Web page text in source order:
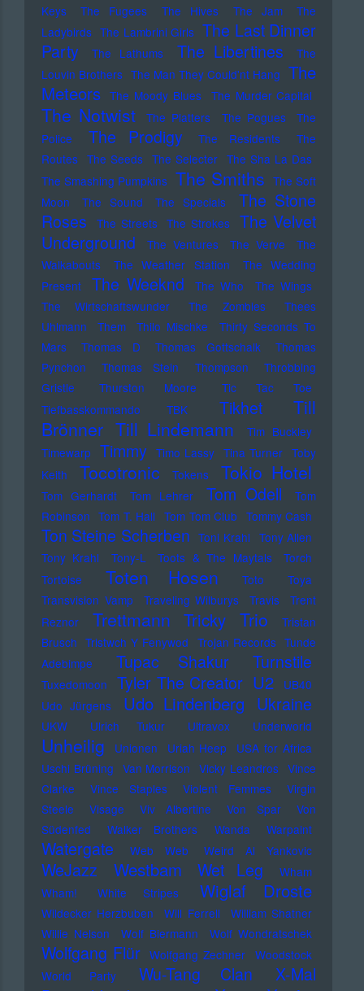
Keys
The Fugees The Hives The Jam
The
Ladybirds The Lambrini Girls The Last Dinner
Party
The Lathums The Libertines
The
Louvin Brothers The Man They Could'nt Hang The
Meteors The Moody Blues The Murder Capital
The Notwist The Platters The Pogues
The
Police
The Prodigy The Residents
The
Routes The Seeds The Selecter The Sha La Das
The Smashing Pumpkins The Smiths The Soft
Moon
The Sound The Specials
The Stone
Roses
The Streets The Strokes
The Velvet
Underground
The Ventures The Verve
The
Walkabouts
The Weather Station
The Wedding
Present
The Weeknd The Who
The Wings
The Wirtschaftswunder
The Zombies
Thees
Uhlmann
Them Thilo Mischke
Thirty Seconds To
Mars
Thomas D Thomas Gottschalk
Thomas
Pynchon
Thomas Stein Thompson
Throbbing
Gristle
Thurston Moore
Tic Tac Toe
Tiefbasskommando TBK
Tikhet
Till
Brönner Till Lindemann
Tim Buckley
Timewarp Timmy Timo Lassy Tina Turner Toby
Keith
Tocotronic Tokens Tokio Hotel
Tom Gerhardt Tom Lehrer Tom Odell
Tom
Robinson Tom T. Hall Tom Tom Club Tommy Cash
Ton Steine Scherben Toni Krahl Tony Allen
Tony Krahl
Tony-L Toots & The Maytals
Torch
Tortoise
Toten Hosen Toto
Toya
Transvision Vamp
Traveling Wilburys Travis
Trent
Reznor
Trettmann Tricky Trio
Tristan
Brusch Tristwch Y Fenywod Trojan Records Tunde
Adebimpe
Tupac Shakur Turnstile
Tuxedomoon Tyler The Creator U2
UB40
Udo Jürgens
Udo Lindenberg Ukraine
UKW Ulrich Tukur Ultravox Underworld
Unheilig Unionen Uriah Heep
USA for Africa
Uschi Brüning Van Morrison Vicky Leandros Vince
Clarke
Vince Staples Violent Femmes
Virgin
Steele
Visage Viv Albertine Von Spar
Von
Südenfed
Walker Brothers Wanda Warpaint
Watergate Web Web Weird Al Yankovic
WeJazz Westbam Wet Leg
Wham
Wham!
White Stripes Wiglaf Droste
Wildecker Herzbuben Will Ferrell
William Shatner
Willie Nelson
Wolf Biermann Wolf Wondratschek
Wolfgang Flür Wolfgang Zechner
Woodstock
World Party
Wu-Tang Clan
X-Mal